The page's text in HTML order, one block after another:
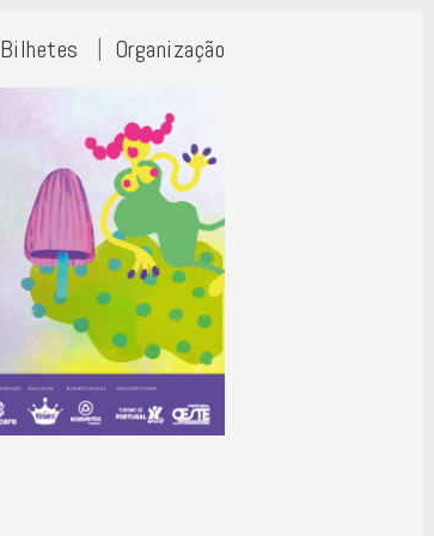
Bilhetes Organização